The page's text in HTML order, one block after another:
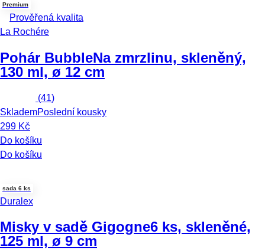
Premium
Prověřená kvalita
La Rochére
Pohár BubbleNa zmrzlinu, skleněný,
130 ml, ø 12 cm
(41)
SklademPoslední kousky
299 Kč
Do košíku
Do košíku
sada 6 ks
Duralex
Misky v sadě Gigogne6 ks, skleněné,
125 ml, ø 9 cm